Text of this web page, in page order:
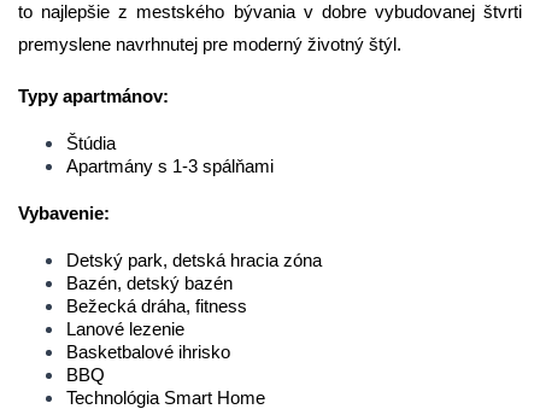
to najlepšie z mestského bývania v dobre vybudovanej štvrti
premyslene navrhnutej pre moderný životný štýl.
Typy apartmánov:
Štúdia
Apartmány s 1-3 spálňami
Vybavenie:
Detský park, detská hracia zóna
Bazén, detský bazén
Bežecká dráha, fitness
Lanové lezenie
Basketbalové ihrisko
BBQ
Technológia Smart Home